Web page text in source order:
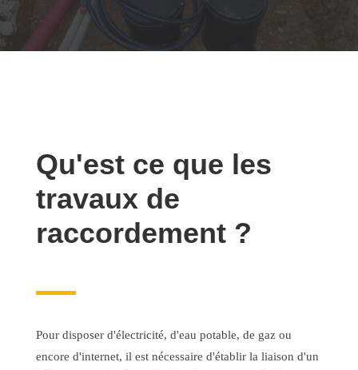
Qu'est ce que les
travaux de
raccordement ?
Pour disposer d'électricité, d'eau potable, de gaz ou
encore d'internet, il est nécessaire d'établir la liaison d'un